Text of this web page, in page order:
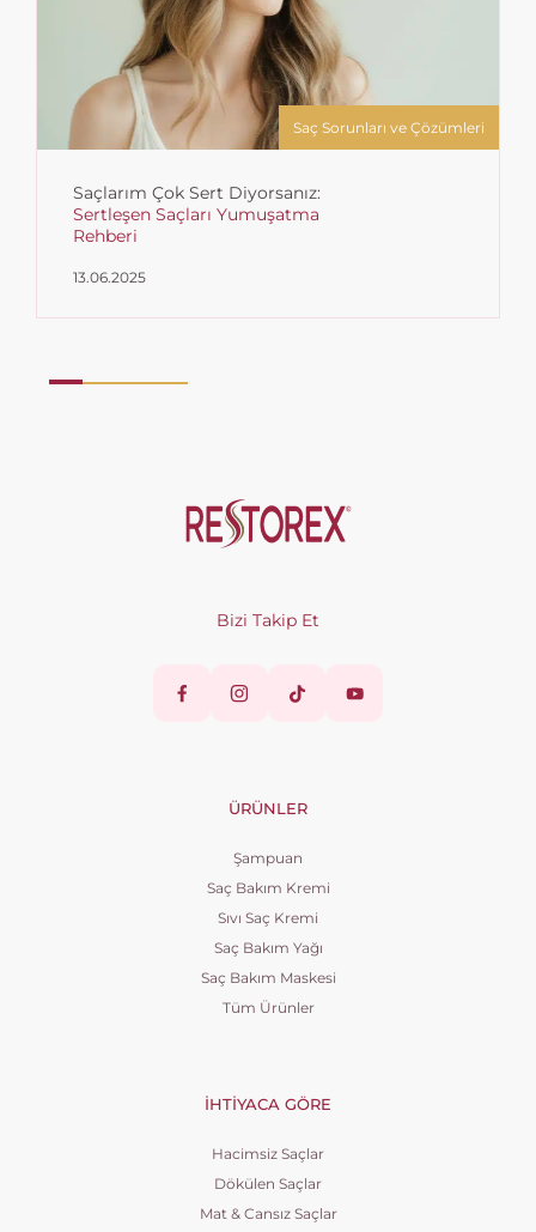
Saç Sorunları ve Çözümleri
Saçlarım Çok Sert Diyorsanız:
Sertleşen Saçları Yumuşatma
Rehberi
13.06.2025
ÜRÜNLER
Şampuan
Saç Bakım Kremi
Sıvı Saç Kremi
Saç Bakım Yağı
Saç Bakım Maskesi
Tüm Ürünler
İHTIYACA GÖRE
Hacimsiz Saçlar
Dökülen Saçlar
Mat & Cansız Saçlar
Bizi Takip Et